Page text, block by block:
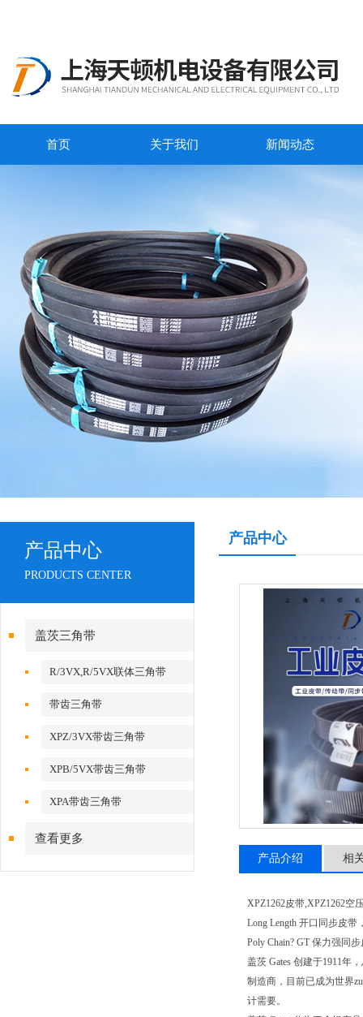
首页 关于我们 新闻动态
产品中心
PRODUCTS CENTER
盖茨三角带
R/3VX,R/5VX联体三角带
带齿三角带
XPZ/3VX带齿三角带
XPB/5VX带齿三角带
XPA带齿三角带
查看更多
产品中心
产品介绍 相
XPZ1262皮带,XPZ1262空
Long Length 开口同步皮带
Poly Chain? GT 保力强同
盖茨 Gates 创建于1911年
制造商，目前已成为世界
计需要。